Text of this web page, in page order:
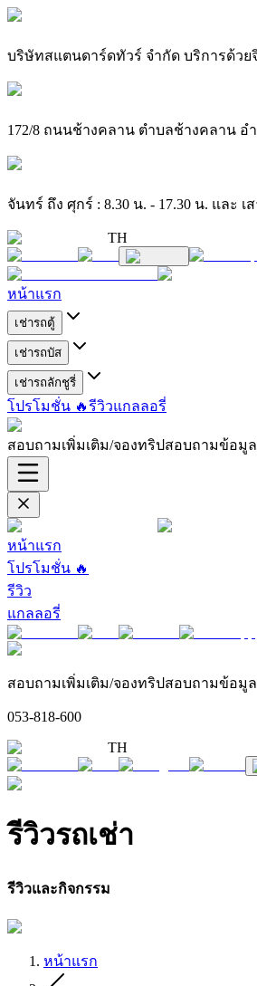
บริษัทสแตนดาร์ดทัวร์ จำกัด บริการด้วย
172/8 ถนนช้างคลาน ตำบลช้างคลาน อำ
จันทร์ ถึง ศุกร์ : 8.30 น. - 17.30 น. และ เ
TH
หน้าแรก
เช่ารถตู้
เช่ารถบัส
เช่ารถลักชูรี่
โปรโมชั่น 🔥รีวิวแกลลอรี่
สอบถามเพิ่มเติม/จองทริปสอบถามข้อมูล
หน้าแรก
โปรโมชั่น 🔥
รีวิว
แกลลอรี่
สอบถามเพิ่มเติม/จองทริปสอบถามข้อมูล
053-818-600
TH
รีวิวรถเช่า
รีวิวและกิจกรรม
หน้าแรก